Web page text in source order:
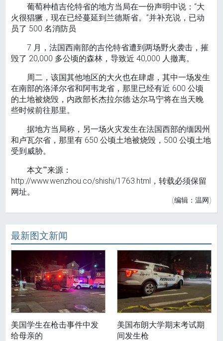
葡萄种植吉伦特省的地方当局在一份声明中说：“大
火很猖獗，现在已经蔓延到兰德斯省。”并补充说，已动
员了 500 名消防员
7 月，法国西南部的吉伦特省遭到两场野火袭击，摧
毁了 20,000 多公顷的森林，导致近 40,000 人撤离。
周二，该国其他地区的大火也在肆虐，其中一场发生
在南部的洛泽尔省和阿韦龙省，那里已经有近 600 公顷
的土地被烧毁，内政部长杰拉尔德·达尔马宁将在当天晚
些时候前往那里。
据地方当局称，另一场火灾发生在法国西部的缅因州
和卢瓦尔省，那里有 650 公顷土地被烧毁，500 公顷土地
受到威胁。
本文“”来源：
http://www.wenzhou.co/shishi/1763.html，转载必须保留
网址。
(编辑：温网)
最新图文新闻
美国学生在枪击事件中发
给母亲的
美国布朗大学期末考试期
间发生枪